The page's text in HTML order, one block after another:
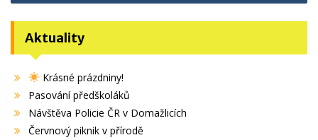
Aktuality
Krásné prázdniny!
Pasování předškoláků
Návštěva Policie ČR v Domažlicích
Červnový piknik v přírodě